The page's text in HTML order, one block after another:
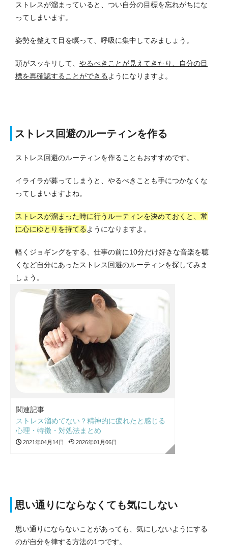
ストレスが溜まっていると、つい自分の目標を忘れがちにな
ってしまいます。
姿勢を整えて目を瞑って、呼吸に集中してみましょう。
頭がスッキリして、 やるべきことが見えてきたり、自分の目
標を再確認することができる ようになりますよ。
ストレス回避のルーティンを作る
ストレス回避のルーティンを作ることもおすすめです。
イライラが募ってしまうと、やるべきことも手につかなくな
ってしまいますよね。
ストレスが溜まった時に行うルーティンを決めておくと、常
に心にゆとりを持てる ようになりますよ。
軽くジョギングをする、仕事の前に10分だけ好きな音楽を聴
くなど自分にあったストレス回避のルーティンを探してみま
しょう。
関連記事
ストレス溜めてない？精神的に疲れたと感じる
心理・特徴・対処法まとめ
2021年04月14日 2026年01月06日
思い通りにならなくても気にしない
思い通りにならないことがあっても、気にしないようにする
のが自分を律する方法の1つです。